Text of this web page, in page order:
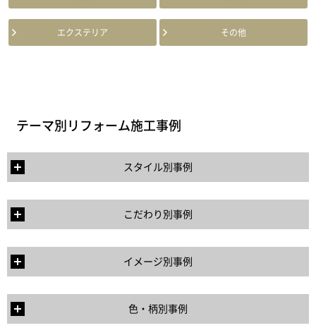
エクステリア その他
テーマ別リフォーム施工事例
スタイル別事例
こだわり別事例
イメージ別事例
色・柄別事例